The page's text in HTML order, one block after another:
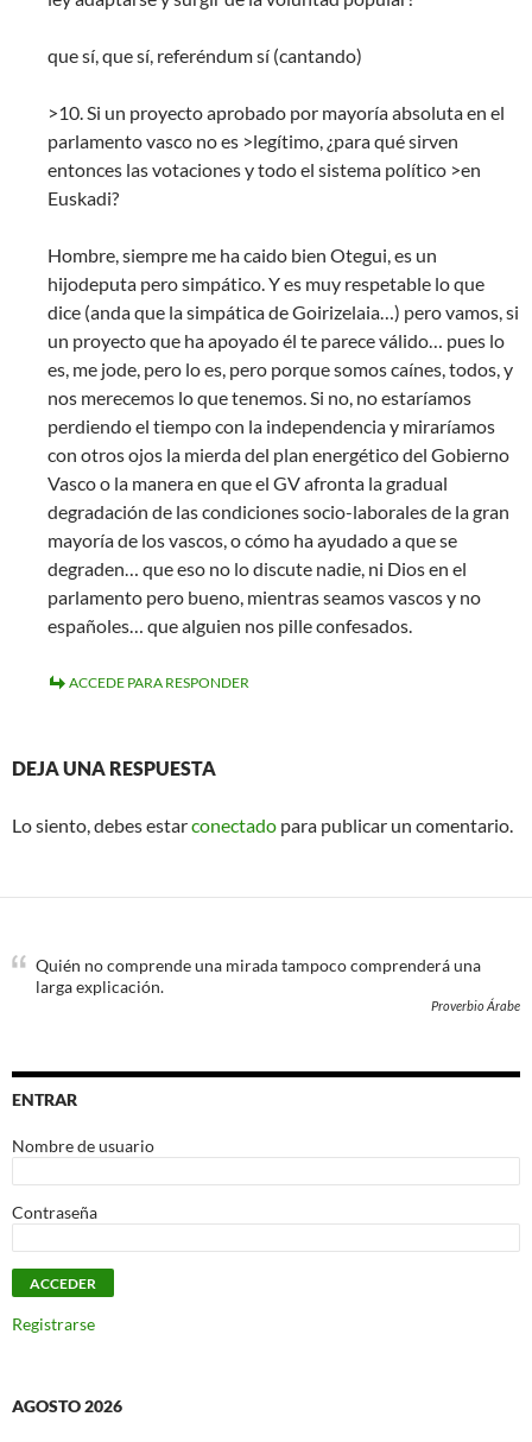
que sí, que sí, referéndum sí (cantando)
>10. Si un proyecto aprobado por mayoría absoluta en el
parlamento vasco no es >legítimo, ¿para qué sirven
entonces las votaciones y todo el sistema político >en
Euskadi?
Hombre, siempre me ha caido bien Otegui, es un
hijodeputa pero simpático. Y es muy respetable lo que
dice (anda que la simpática de Goirizelaia…) pero vamos, si
un proyecto que ha apoyado él te parece válido… pues lo
es, me jode, pero lo es, pero porque somos caínes, todos, y
nos merecemos lo que tenemos. Si no, no estaríamos
perdiendo el tiempo con la independencia y miraríamos
con otros ojos la mierda del plan energético del Gobierno
Vasco o la manera en que el GV afronta la gradual
degradación de las condiciones socio-laborales de la gran
mayoría de los vascos, o cómo ha ayudado a que se
degraden… que eso no lo discute nadie, ni Dios en el
parlamento pero bueno, mientras seamos vascos y no
españoles… que alguien nos pille confesados.
ACCEDE PARA RESPONDER
DEJA UNA RESPUESTA
Lo siento, debes estarconectado para publicar un comentario.
Quién no comprende una mirada tampoco comprenderá una
larga explicación.
Proverbio Árabe
ENTRAR
Nombre de usuario
Contraseña
Registrarse
AGOSTO 2026